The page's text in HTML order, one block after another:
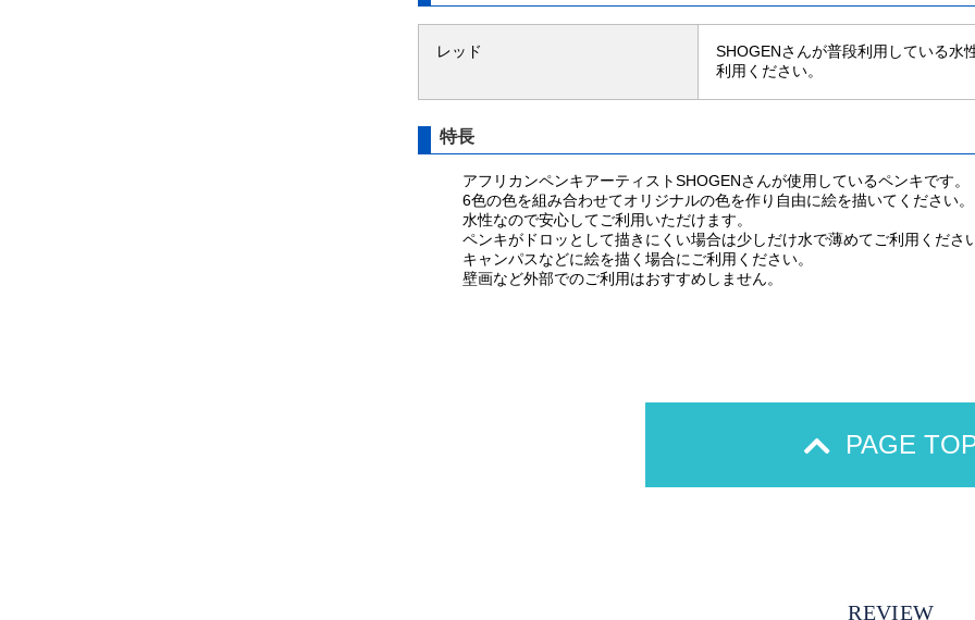
レッド
SHOGENさんが普段利用している水
利用ください。
特長
アフリカンペンキアーティストSHOGENさんが使用しているペンキです。
6色の色を組み合わせてオリジナルの色を作り自由に絵を描いてください。
水性なので安心してご利用いただけます。
ペンキがドロッとして描きにくい場合は少しだけ水で薄めてご利用くださ
キャンパスなどに絵を描く場合にご利用ください。
壁画など外部でのご利用はおすすめしません。
PAGE
REVIEW